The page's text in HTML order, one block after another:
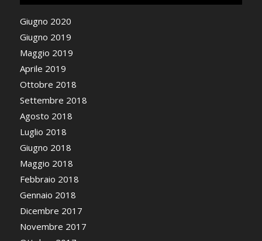
Giugno 2020
Giugno 2019
Maggio 2019
Aprile 2019
Ottobre 2018
Settembre 2018
Agosto 2018
Luglio 2018
Giugno 2018
Maggio 2018
Febbraio 2018
Gennaio 2018
Dicembre 2017
Novembre 2017